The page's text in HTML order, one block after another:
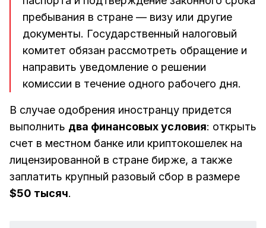
пребывания в стране — визу или другие
документы. Государственный налоговый
комитет обязан рассмотреть обращение и
направить уведомление о решении
комиссии в течение одного рабочего дня.
В случае одобрения иностранцу придется
выполнить два финансовых условия: открыть
счет в местном банке или криптокошелек на
лицензированной в стране бирже, а также
заплатить крупный разовый сбор в размере
$50 тысяч.